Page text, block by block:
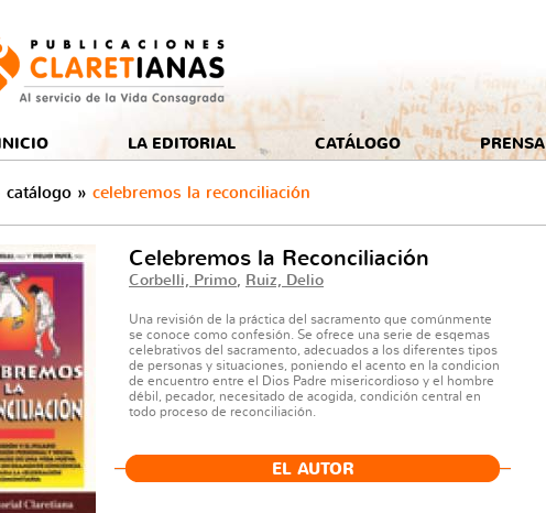
LA EDITORIAL CATÁLOGO PRENSA
catálogo » celebremos la reconciliación
Celebremos la Reconciliación
Corbelli, Primo Ruiz, Delio
Una revisión de la práctica del sacramento que comúnmente
se conoce como confesión. Se ofrece una serie de esqemas
celebrativos del sacramento, adecuados a los diferentes tipos
de personas y situaciones, poniendo el acento en la condicion
de encuentro entre el Dios Padre misericordioso y el hombre
débil, pecador, necesitado de acogida, condición central en
todo proceso de reconciliación.
EL AUTOR